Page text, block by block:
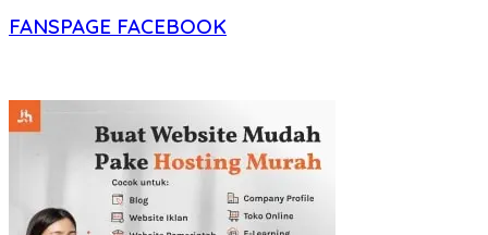
FANSPAGE FACEBOOK